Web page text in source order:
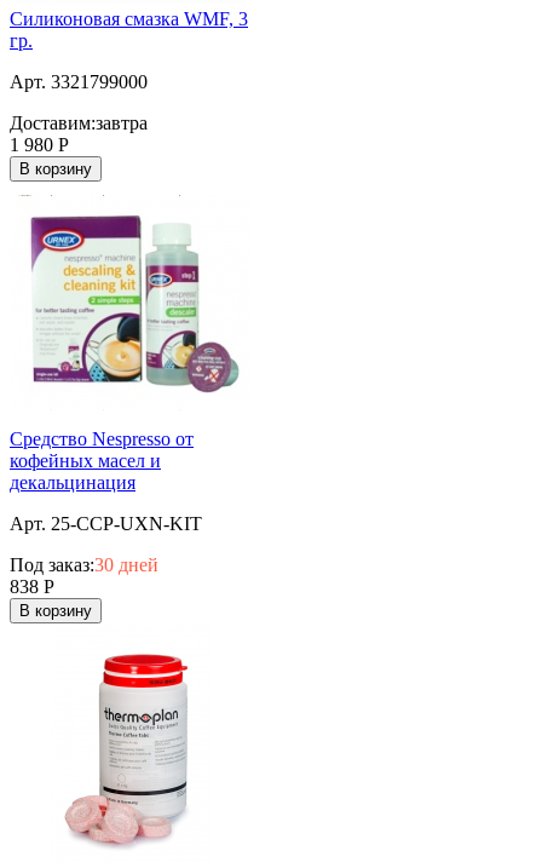
Силиконовая смазка WMF, 3
гр.
Арт. 3321799000
Доставим:завтра
1 980 Р
В корзину
Средство Nespresso от
кофейных масел и
декальцинация
Арт. 25-CCP-UXN-KIT
Под заказ:30 дней
838 Р
В корзину